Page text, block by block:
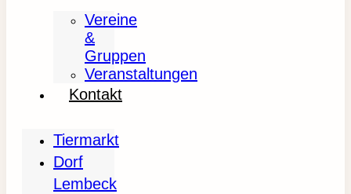
Vereine
&
Gruppen
Veranstaltungen
Kontakt
Tiermarkt
Dorf
Lembeck